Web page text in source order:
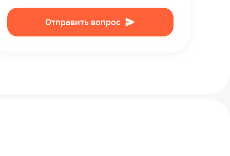
Отправить вопрос